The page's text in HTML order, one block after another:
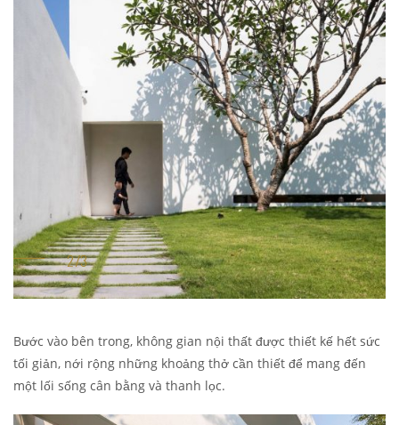
Bước vào bên trong, không gian nội thất được thiết kế hết sức
tối giản, nới rộng những khoảng thở cần thiết để mang đến
một lối sống cân bằng và thanh lọc.